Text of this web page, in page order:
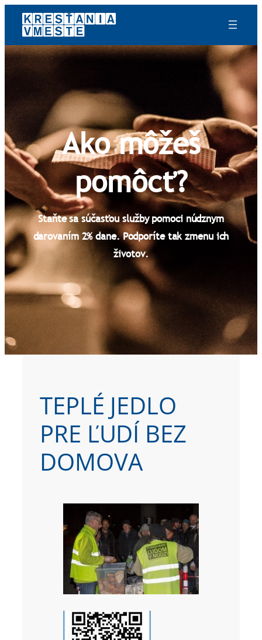
Prejsť
obsah
Ako môžeš
pomôcť?
Staňte sa súčasťou služby pomoci núdznym
darovaním 2% dane. Podporíte tak zmenu ich
životov.
TEPLÉ JEDLO
PRE ĽUDÍ BEZ
DOMOVA